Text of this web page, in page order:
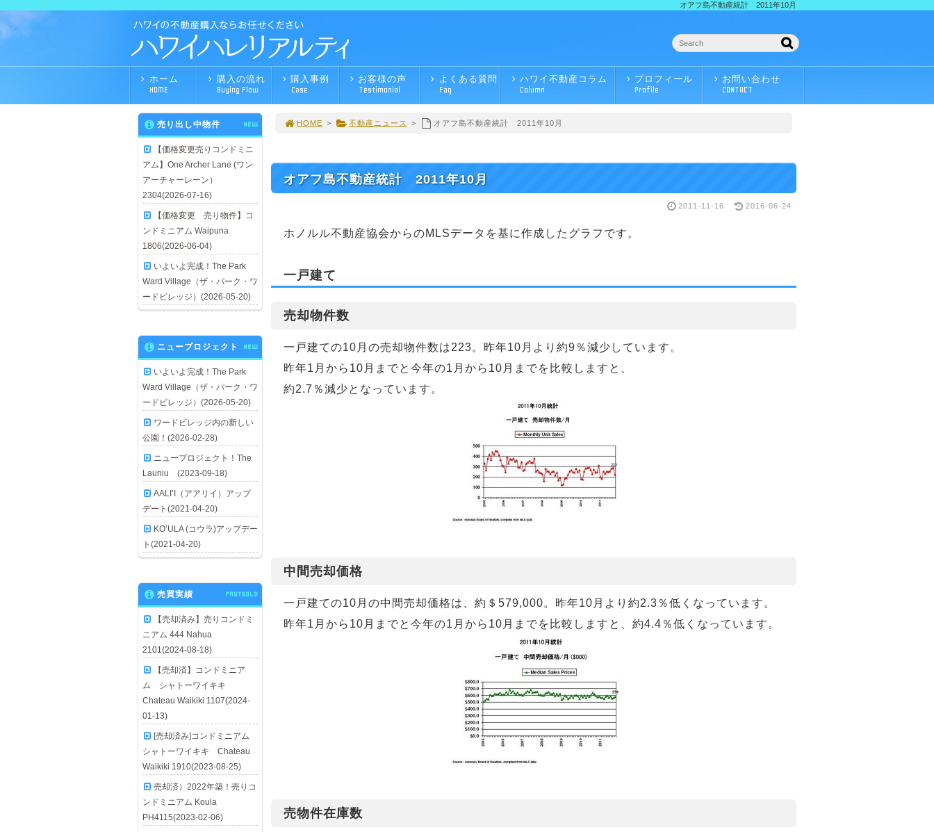
オアフ島不動産統計 2011年10月
ホーム
HOME
購入の流れ
Buying Flow
購入事例
Case
お客様の声
Testimonial
よくある質問
Faq
ハワイ不動産コラム
Column
プロフィール
Profile
お問い合わせ
CONTACT
HOME > 不動産ニュース > オアフ島不動産統計 2011年10月
オアフ島不動産統計 2011年10月
2011-11-16 2016-06-24
ホノルル不動産協会からのMLSデータを基に作成したグラフです。
一戸建て
売却物件数
一戸建ての10月の売却物件数は223。昨年10月より約9％減少しています。
昨年1月から10月までと今年の1月から10月までを比較しますと、
約2.7％減少となっています。
中間売却価格
一戸建ての10月の中間売却価格は、約＄579,000。昨年10月より約2.3％低くなっています。
昨年1月から10月までと今年の1月から10月までを比較しますと、約4.4％低くなっています。
売物件在庫数
売り出し中物件 NEW
【価格変更売りコンドミニ
アム】One Archer Lane (ワン
アーチャーレーン）
2304(2026-07-16)
【価格変更 売り物件】コ
ンドミニアム Waipuna
1806(2026-06-04)
いよいよ完成！The Park
Ward Village（ザ・パーク・ワ
ードビレッジ）(2026-05-20)
ニュープロジェクト NEW
いよいよ完成！The Park
Ward Village（ザ・パーク・ワ
ードビレッジ）(2026-05-20)
ワードビレッジ内の新しい
公園！(2026-02-28)
ニュープロジェクト！The
Launiu (2023-09-18)
AALI’I（アアリイ）アップ
デート(2021-04-20)
KO’ULA (コウラ)アップデー
ト(2021-04-20)
売買実績 PASTSOLD
【売却済み】売りコンドミ
ニアム 444 Nahua
2101(2024-08-18)
【売却済】コンドミニア
ム シャトーワイキキ
Chateau Waikiki 1107(2024-
01-13)
[売却済み]コンドミニアム
シャトーワイキキ Chateau
Waikiki 1910(2023-08-25)
売却済）2022年築！売りコ
ンドミニアム Koula
PH4115(2023-02-06)